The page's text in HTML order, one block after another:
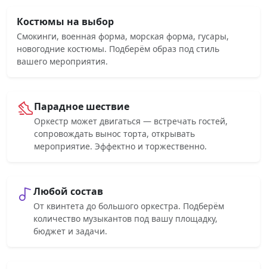
Костюмы на выбор
Смокинги, военная форма, морская форма, гусары,
новогодние костюмы. Подберём образ под стиль
вашего мероприятия.
Парадное шествие
Оркестр может двигаться — встречать гостей,
сопровождать вынос торта, открывать
мероприятие. Эффектно и торжественно.
Любой состав
От квинтета до большого оркестра. Подберём
количество музыкантов под вашу площадку,
бюджет и задачи.